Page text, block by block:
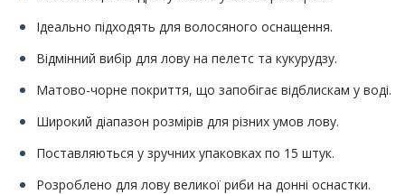
Ідеально підходять для волосяного оснащення.
Відмінний вибір для лову на пелетс та кукурудзу.
Матово-чорне покриття, що запобігає відблискам у воді.
Широкий діапазон розмірів для різних умов лову.
Поставляються у зручних упаковках по 15 штук.
Розроблено для лову великої риби на донні оснастки.